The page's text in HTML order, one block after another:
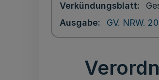
Verkündungsblatt
Ausgabe
GV. NRW.